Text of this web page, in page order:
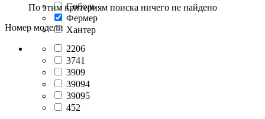
Соболь
Фермер
Хантер
По этим критериям поиска ничего не найдено
Номер модели
2206
3741
3909
39094
39095
452